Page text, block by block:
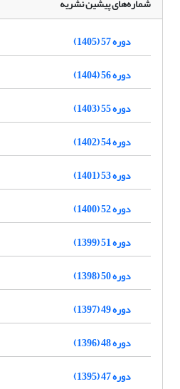
دوره 57 (1405)
دوره 56 (1404)
دوره 55 (1403)
دوره 54 (1402)
دوره 53 (1401)
دوره 52 (1400)
دوره 51 (1399)
دوره 50 (1398)
دوره 49 (1397)
دوره 48 (1396)
دوره 47 (1395)